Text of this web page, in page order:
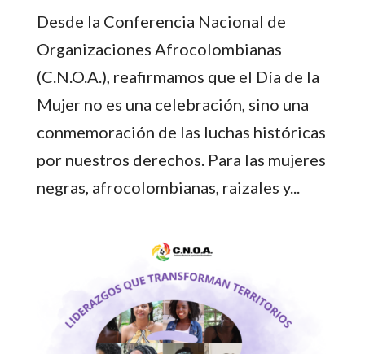
Desde la Conferencia Nacional de
Organizaciones Afrocolombianas
(C.N.O.A.), reafirmamos que el Día de la
Mujer no es una celebración, sino una
conmemoración de las luchas históricas
por nuestros derechos. Para las mujeres
negras, afrocolombianas, raizales y...